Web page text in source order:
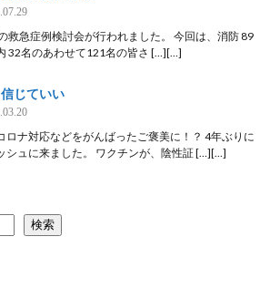
救急症例検討会が行われました。 今回は、消防 89
32名のあわせて121名の皆さ […][…]
じていい
ロナ対応などをがんばったご褒美に！？ 4年ぶりに
シュに来ました。 ワクチンが、陰性証 […][…]
検索